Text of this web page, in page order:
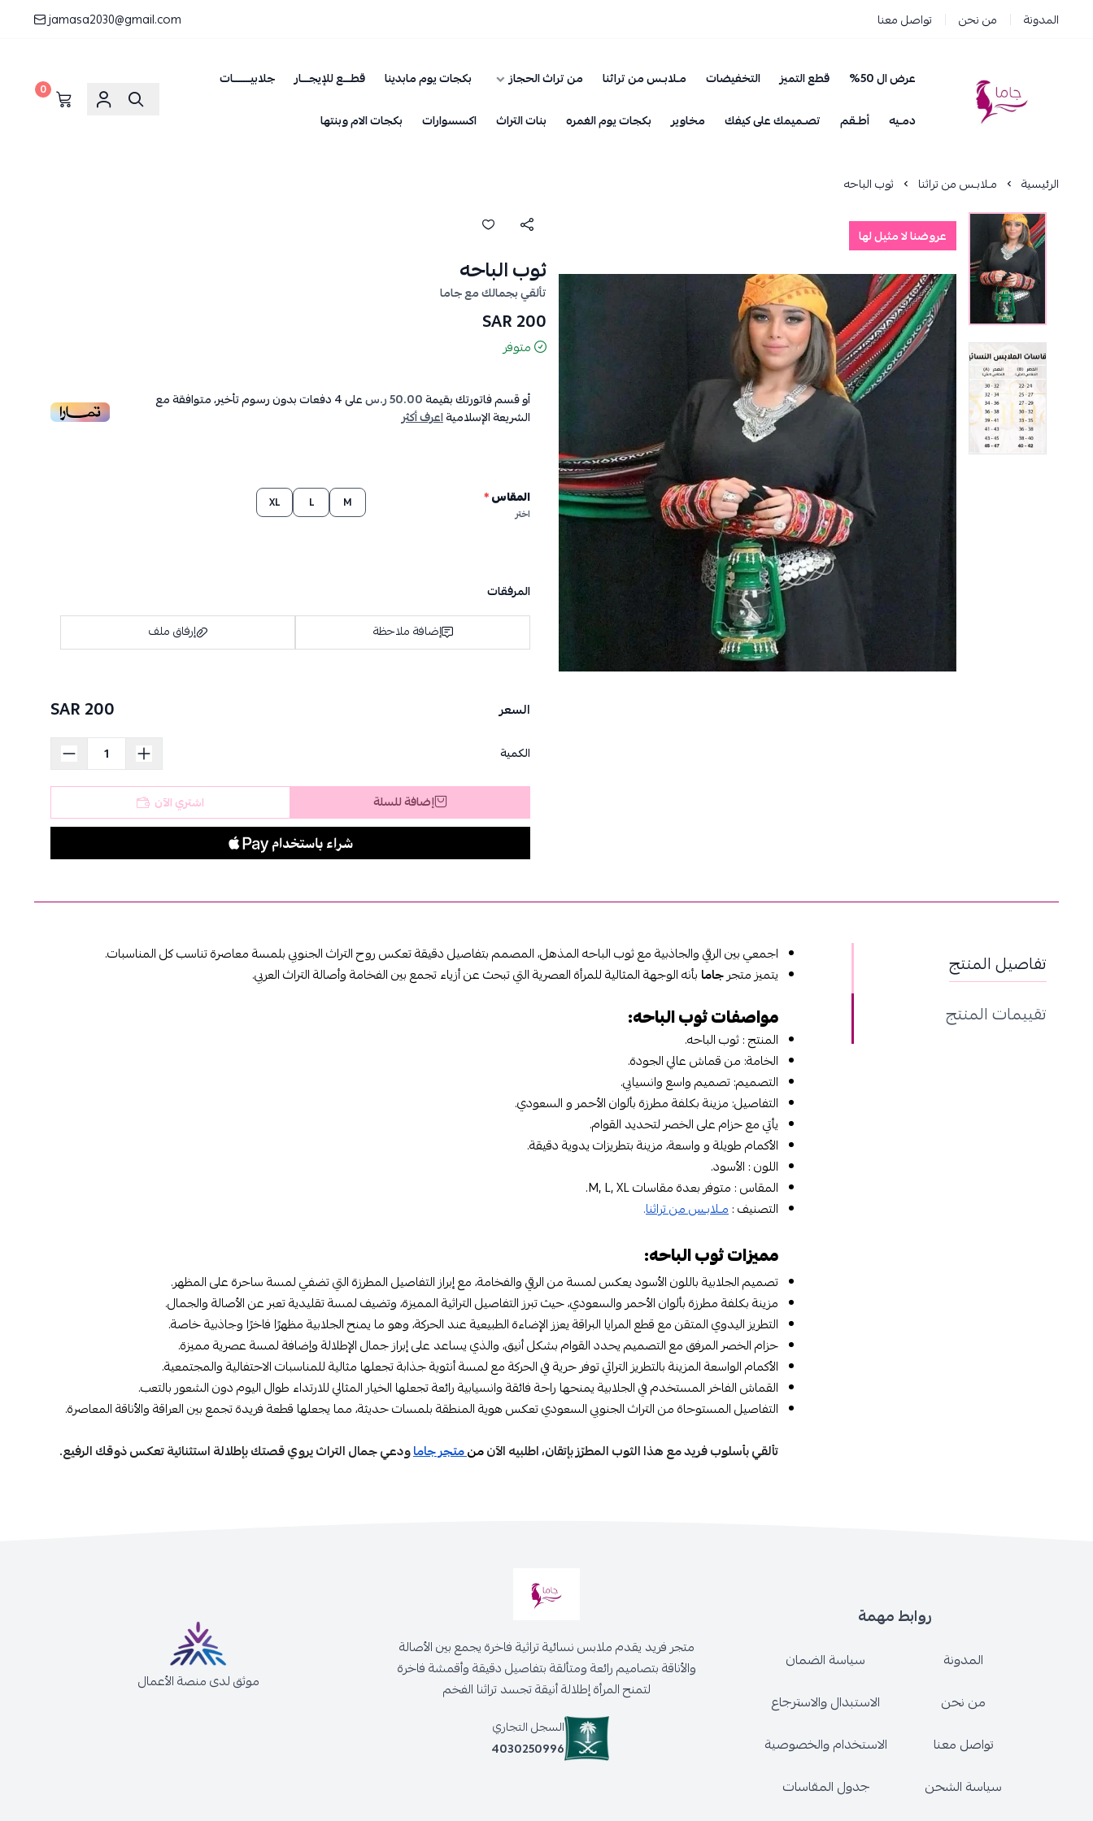
المدونة من نحن تواصل معنا jamasa2030@gmail.com
جاما _ JAMA
عرض ال 50% قطع التميز التخفيضات مـلابـس من تراثنا من تراث الحجاز بكجات يوم مابدينا قطـــع للإيجـــار
جلابيـــــــات
دمـيه
أطـقم تصـميمك على كيفك مخاوير بكجات يوم الغمره بنات التراث اكسسوارات بكجات الام وبنتها
0
الرئيسية مـلابـس من تراثنا ثوب الباحه
عروضنا لا مثيل لها
ثوب الباحه
تألقي بجمالك مع جاما
200 SAR
متوفر
أو قسم فاتورتك بقيمة50.00 ر.س على4دفعات بدون رسوم تأخير، متوافقة مع
الشريعة الإسلاميةاعرف أكثر
المقاس*
اختر
M
L
XL
المرفقات
إضافة ملاحظة
إرفاق ملف
السعر 200 SAR
الكمية
إضافة للسلة اشتري الآن
تفاصيل المنتج
تقييمات المنتج
اجمعي بين الرقي والجاذبية مع ثوب الباحه المذهل، المصمم بتفاصيل دقيقة تعكس روح التراث الجنوبي بلمسة معاصرة تناسب كل المناسبات.
يتميز متجرجاما بأنه الوجهة المثالية للمرأة العصرية التي تبحث عن أزياء تجمع بين الفخامة وأصالة التراث العربي.
مواصفات ثوب الباحه:
المنتج : ثوب الباحه.
الخامة: من قماش عالي الجودة.
التصميم: تصميم واسع وانسيابي.
التفاصيل: مزينة بكلفة مطرزة بألوان الأحمر و السعودي.
يأتي مع حزام على الخصر لتحديد القوام.
الأكمام طويلة و واسعة، مزينة بتطريزات يدوية دقيقة.
اللون : الأسود.
المقاس : متوفر بعدة مقاسات M, L, XL.
التصنيف :مـلابـس من تراثنا.
مميزات ثوب الباحه:
تصميم الجلابية باللون الأسود يعكس لمسة من الرقي والفخامة، مع إبراز التفاصيل المطرزة التي تضفي لمسة ساحرة على المظهر.
مزينة بكلفة مطرزة بألوان الأحمر والسعودي، حيث تبرز التفاصيل التراثية المميزة، وتضيف لمسة تقليدية تعبر عن الأصالة والجمال.
التطريز اليدوي المتقن مع قطع المرايا البراقة يعزز الإضاءة الطبيعية عند الحركة، وهو ما يمنح الجلابية مظهرًا فاخرًا وجاذبية خاصة.
حزام الخصر المرفق مع التصميم يحدد القوام بشكل أنيق، والذي يساعد على إبراز جمال الإطلالة وإضافة لمسة عصرية مميزة.
الأكمام الواسعة المزينة بالتطريز التراثي توفر حرية في الحركة مع لمسة أنثوية جذابة تجعلها مثالية للمناسبات الاحتفالية والمجتمعية.
القماش الفاخر المستخدم في الجلابية يمنحها راحة فائقة وانسيابية رائعة تجعلها الخيار المثالي للارتداء طوال اليوم دون الشعور بالتعب.
التفاصيل المستوحاة من التراث الجنوبي السعودي تعكس هوية المنطقة بلمسات حديثة، مما يجعلها قطعة فريدة تجمع بين العراقة والأناقة المعاصرة.
تألقي بأسلوب فريد مع هذا الثوب المطرّز بإتقان، اطلبيه الآنمنمتجر جاماودعي جمال التراث يروي قصتك بإطلالة استثنائية تعكس ذوقك الرفيع.
روابط مهمة
المدونة
من نحن
تواصل معنا
سياسة الشحن
سياسة الضمان
الاستبدال والاسترجاع
الاستخدام والخصوصية
جدول المقاسات
متجر فريد يقدم ملابس نسائية تراثية فاخرة يجمع بين الأصالة
والأناقة بتصاميم رائعة ومتألقة بتفاصيل دقيقة وأقمشة فاخرة
لتمنح المرأة إطلالة أنيقة تجسد تراثنا الفخم
السجل التجاري
4030250996
موثق لدى منصة الأعمال